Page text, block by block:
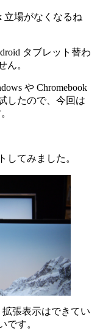
立場がなくなるね
タブレット替わ
ん。
や Chromebook
したので、今回は
してみました。
張表示はできてい
です。